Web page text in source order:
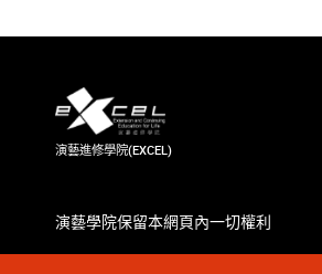
演藝進修學院(EXCEL)
演藝學院保留本網頁內一切權利